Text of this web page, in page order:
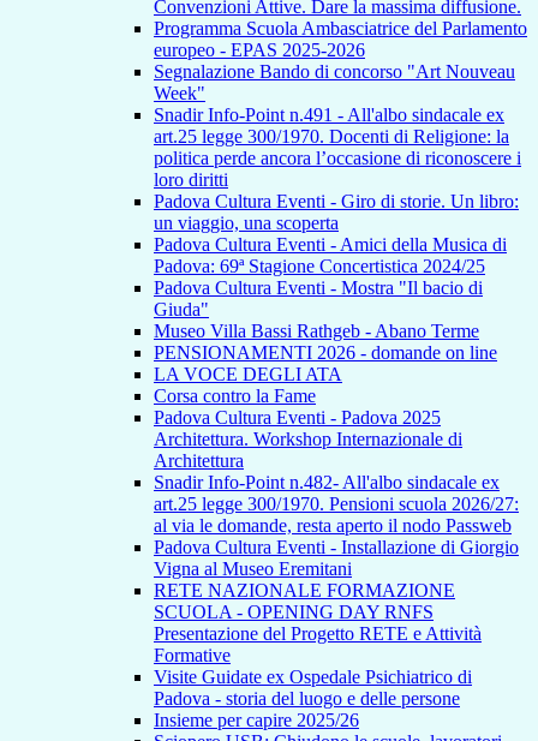
Convenzioni Attive. Dare la massima diffusione.
Programma Scuola Ambasciatrice del Parlamento
europeo - EPAS 2025-2026
Segnalazione Bando di concorso "Art Nouveau
Week"
Snadir Info-Point n.491 - All'albo sindacale ex
art.25 legge 300/1970. Docenti di Religione: la
politica perde ancora l’occasione di riconoscere i
loro diritti
Padova Cultura Eventi - Giro di storie. Un libro:
un viaggio, una scoperta
Padova Cultura Eventi - Amici della Musica di
Padova: 69ª Stagione Concertistica 2024/25
Padova Cultura Eventi - Mostra "Il bacio di
Giuda"
Museo Villa Bassi Rathgeb - Abano Terme
PENSIONAMENTI 2026 - domande on line
LA VOCE DEGLI ATA
Corsa contro la Fame
Padova Cultura Eventi - Padova 2025
Architettura. Workshop Internazionale di
Architettura
Snadir Info-Point n.482- All'albo sindacale ex
art.25 legge 300/1970. Pensioni scuola 2026/27:
al via le domande, resta aperto il nodo Passweb
Padova Cultura Eventi - Installazione di Giorgio
Vigna al Museo Eremitani
RETE NAZIONALE FORMAZIONE
SCUOLA - OPENING DAY RNFS
Presentazione del Progetto RETE e Attività
Formative
Visite Guidate ex Ospedale Psichiatrico di
Padova - storia del luogo e delle persone
Insieme per capire 2025/26